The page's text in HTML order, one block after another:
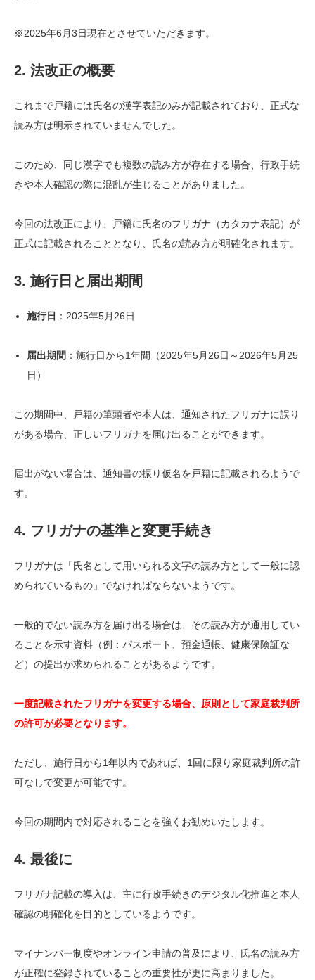
※2025年6月3日現在とさせていただきます。
2. 法改正の概要
これまで戸籍には氏名の漢字表記のみが記載されており、正式な
読み方は明示されていませんでした。
このため、同じ漢字でも複数の読み方が存在する場合、行政手続
きや本人確認の際に混乱が生じることがありました。
今回の法改正により、戸籍に氏名のフリガナ（カタカナ表記）が
正式に記載されることとなり、氏名の読み方が明確化されます。
3. 施行日と届出期間
施行日 ： 2025年5月26日
届出期間 ：施行日から1年間（2025年5月26日～2026年5月25
日）
この期間中、戸籍の筆頭者や本人は、通知されたフリガナに誤り
がある場合、正しいフリガナを届け出ることができます。
届出がない場合は、 通知書の振り仮名を戸籍に記載されるようで
す。
4. フリガナの基準と変更手続き
フリガナは「氏名として用いられる文字の読み方として一般に認
められているもの」でなければならないようです。
一般的でない読み方を届け出る場合は、その読み方が通用してい
ることを示す資料（例：パスポート、預金通帳、健康保険証な
ど）の提出が求められることがあるようです。
一度記載されたフリガナを変更する場合、原則として家庭裁判所
の許可が必要となります。
ただし、施行日から1年以内であれば、1回に限り家庭裁判所の許
可なしで変更が可能です。
今回の期間内で対応されることを強くお勧めいたします。
4. 最後に
フリガナ記載の導入は、主に行政手続きのデジタル化推進と本人
確認の明確化を目的としているようです。
マイナンバー制度やオンライン申請の普及により、氏名の読み方
が正確に登録されていることの重要性が更に高まりました。